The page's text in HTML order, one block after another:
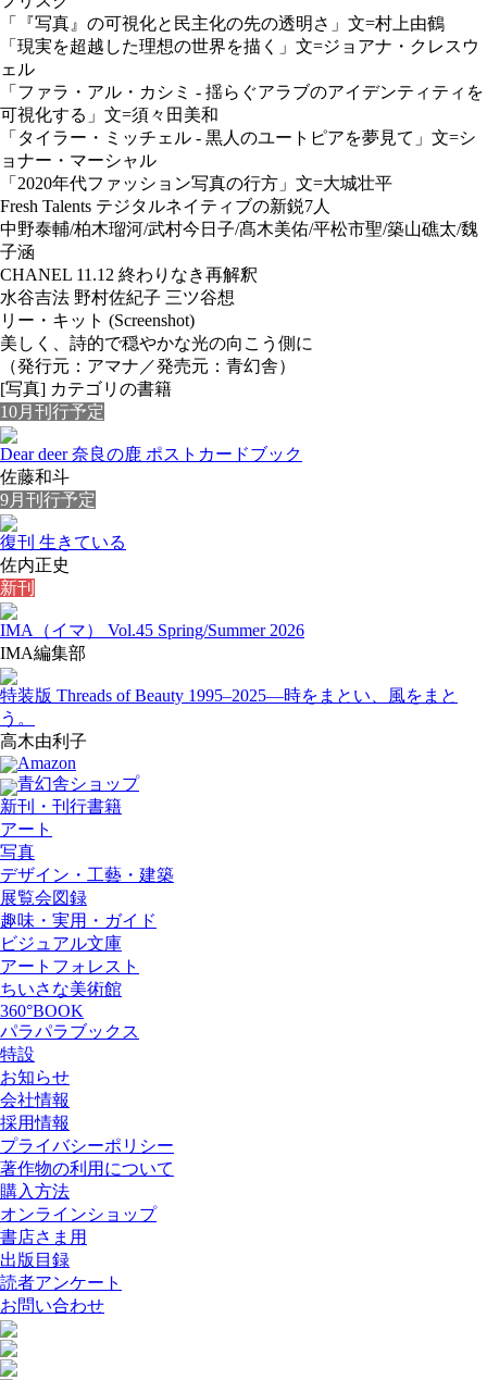
「『写真』の可視化と民主化の先の透明さ」文=村上由鶴
「現実を超越した理想の世界を描く」文=ジョアナ・クレスウ
ェル
「ファラ・アル・カシミ - 揺らぐアラブのアイデンティティを
可視化する」文=須々田美和
「タイラー・ミッチェル - 黒人のユートピアを夢見て」文=シ
ョナー・マーシャル
「2020年代ファッション写真の行方」文=大城壮平
Fresh Talents テジタルネイティブの新鋭7人
中野泰輔/柏木瑠河/武村今日子/髙木美佑/平松市聖/築山礁太/魏
子涵
CHANEL 11.12 終わりなき再解釈
水谷吉法 野村佐紀子 三ツ谷想
リー・キット (Screenshot)
美しく、詩的で穏やかな光の向こう側に
（発行元：アマナ／発売元：青幻舎）
[写真] カテゴリの書籍
10月刊行予定
Dear deer 奈良の鹿 ポストカードブック
佐藤和斗
9月刊行予定
復刊 生きている
佐内正史
新刊
IMA（イマ） Vol.45 Spring/Summer 2026
IMA編集部
特装版 Threads of Beauty 1995–2025―時をまとい、風をまと
う。
高木由利子
Amazon
青幻舎ショップ
新刊・刊行書籍
アート
写真
デザイン・工藝・建築
展覧会図録
趣味・実用・ガイド
ビジュアル文庫
アートフォレスト
ちいさな美術館
360°BOOK
パラパラブックス
特設
お知らせ
会社情報
採用情報
プライバシーポリシー
著作物の利用について
購入方法
オンラインショップ
書店さま用
出版目録
読者アンケート
お問い合わせ